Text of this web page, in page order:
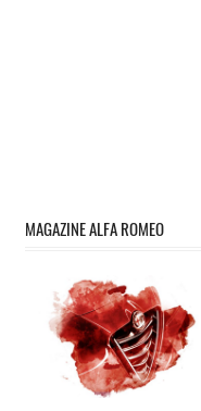
MAGAZINE ALFA ROMEO